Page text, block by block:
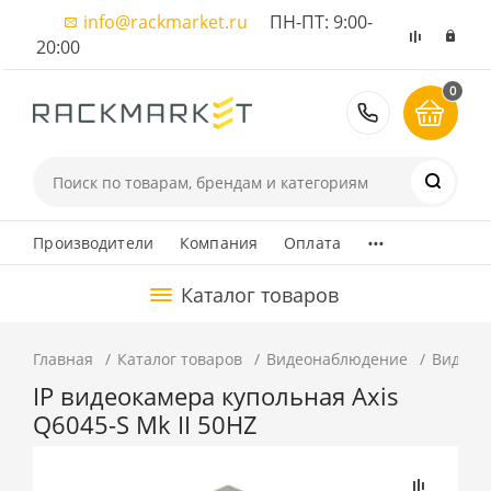
info@rackmarket.ru ПН-ПТ: 9:00-
20:00
8 (495)
0
Производители Компания Оплата ...
Каталог товаров
Главная Каталог товаров Видеонаблюдение
IP видеокамера купольная Axis
Q6045-S Mk II 50HZ